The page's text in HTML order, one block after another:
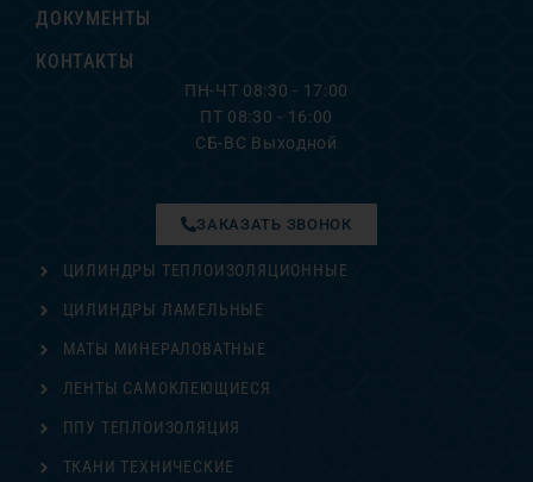
ДОКУМЕНТЫ
КОНТАКТЫ
ПН-ЧТ 08:30 - 17:00
ПТ 08:30 - 16:00
СБ-ВС Выходной
ЦИЛИНДРЫ ТЕПЛОИЗОЛЯЦИОННЫЕ
ЦИЛИНДРЫ ЛАМЕЛЬНЫЕ
МАТЫ МИНЕРАЛОВАТНЫЕ
ЛЕНТЫ САМОКЛЕЮЩИЕСЯ
ППУ ТЕПЛОИЗОЛЯЦИЯ
ТКАНИ ТЕХНИЧЕСКИЕ
ЗАКАЗАТЬ ЗВОНОК